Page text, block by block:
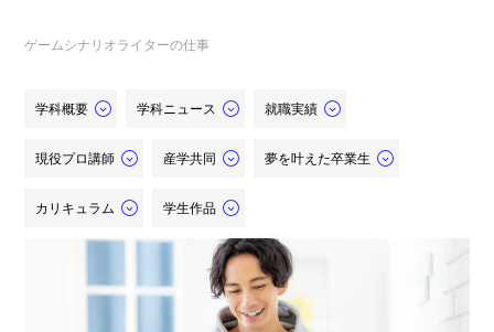
ゲームシナリオライターの仕事
学科概要 学科ニュース 就職実績
現役プロ講師 産学共同 夢を叶えた卒業生
カリキュラム 学生作品